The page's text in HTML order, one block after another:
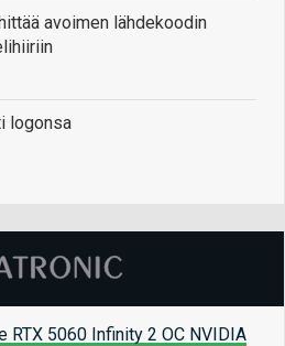
avoimen lähdekoodin
logonsa
RTX 5060 Infinity 2 OC NVIDIA